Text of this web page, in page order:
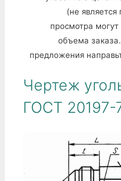
(не
просмотра
объема
предложения
Чертеж
ГОСТ 20197-